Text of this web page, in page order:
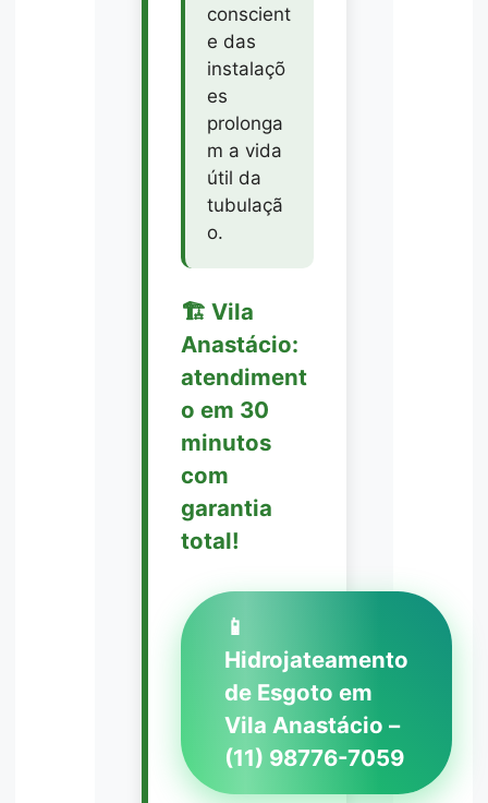
conscient
e das
instalaçõ
es
prolonga
m a vida
útil da
tubulaçã
o.
🏗️ Vila
Anastácio:
atendiment
o em 30
minutos
com
garantia
total!
📱
Hidrojateamento
de Esgoto em
Vila Anastácio –
(11) 98776-7059